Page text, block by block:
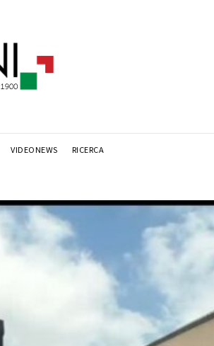
VIDEONEWS RICERCA